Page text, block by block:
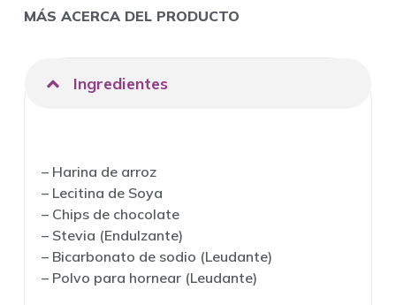
MÁS ACERCA DEL PRODUCTO
Ingredientes
– Harina de arroz
– Lecitina de Soya
– Chips de chocolate
– Stevia (Endulzante)
– Bicarbonato de sodio (Leudante)
– Polvo para hornear (Leudante)